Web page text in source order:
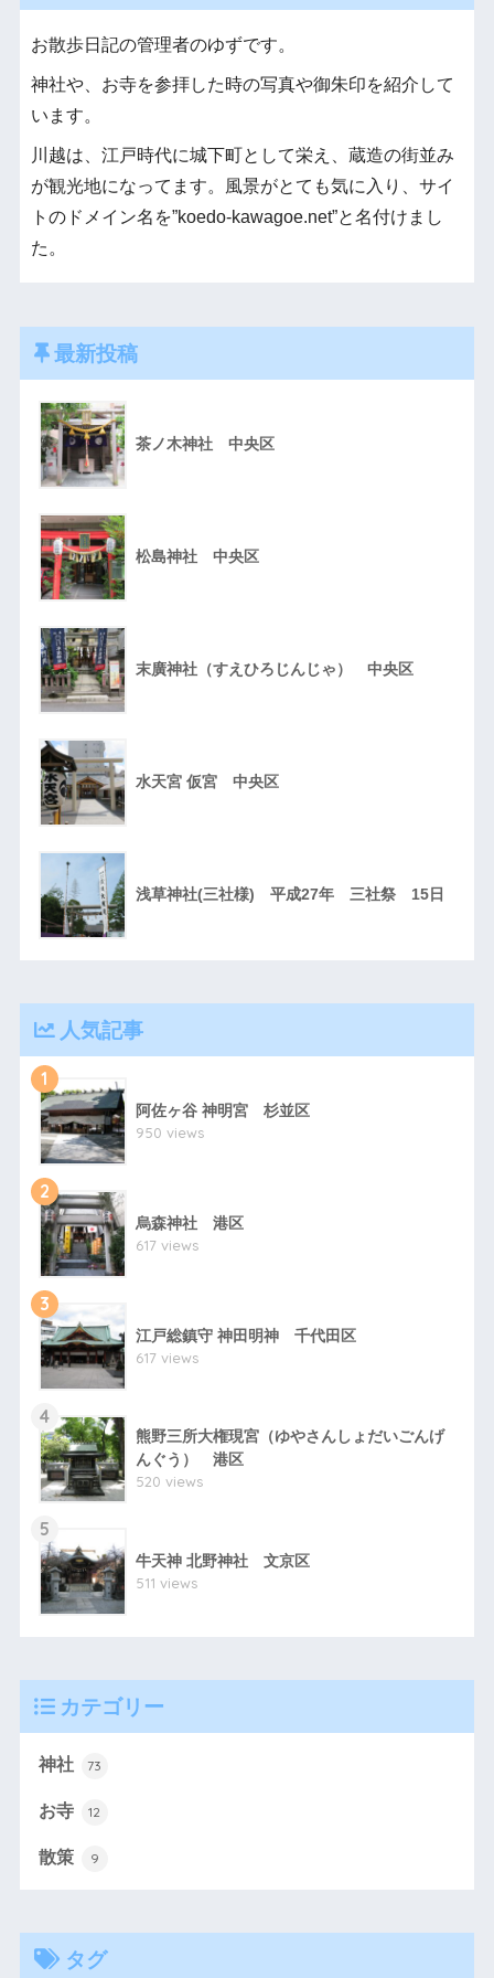
お散歩日記の管理者のゆずです。
神社や、お寺を参拝した時の写真や御朱印を紹介して
います。
川越は、江戸時代に城下町として栄え、蔵造の街並み
が観光地になってます。風景がとても気に入り、サイ
トのドメイン名を”koedo-kawagoe.net”と名付けまし
た。
最新投稿
茶ノ木神社 中央区
松島神社 中央区
末廣神社（すえひろじんじゃ） 中央区
水天宮 仮宮 中央区
浅草神社(三社様) 平成27年 三社祭 15日
人気記事
1
阿佐ヶ谷 神明宮 杉並区
950 views
2
烏森神社 港区
617 views
3
江戸総鎮守 神田明神 千代田区
617 views
4
熊野三所大権現宮（ゆやさんしょだいごんげ
んぐう） 港区
520 views
5
牛天神 北野神社 文京区
511 views
カテゴリー
神社 73
お寺 12
散策 9
タグ